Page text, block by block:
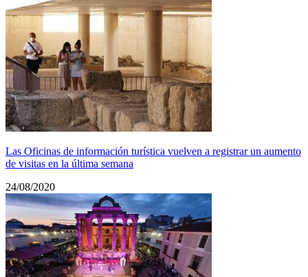
Las Oficinas de información turística vuelven a registrar un aumento
de visitas en la última semana
24/08/2020